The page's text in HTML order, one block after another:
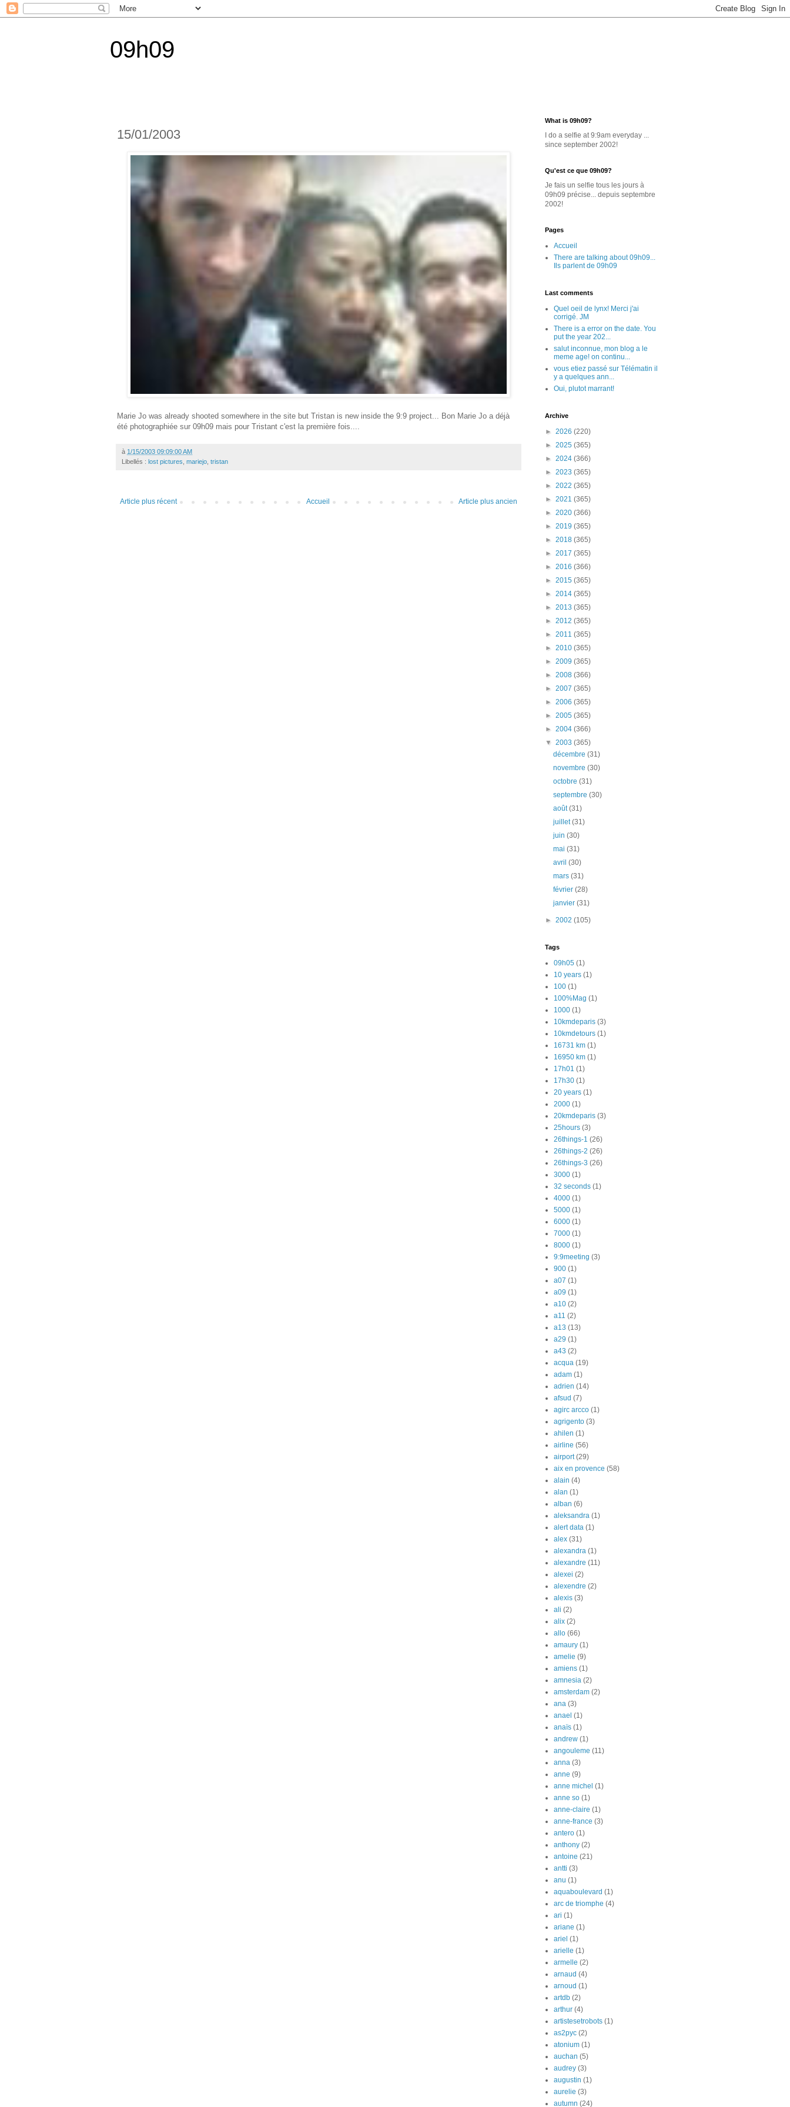
09h09
15/01/2003
Marie Jo was already shooted somewhere in the site but Tristan is new inside the 9:9 project... Bon Marie Jo a déjà
été photographiée sur 09h09 mais pour Tristant c'est la première fois....
à 1/15/2003 09:09:00 AM
Libellés : lost pictures mariejo tristan
Article plus récent Article plus ancien
Accueil
What is 09h09?
I do a selfie at 9:9am everyday ...
since september 2002!
Qu'est ce que 09h09?
Je fais un selfie tous les jours à
09h09 précise... depuis septembre
2002!
Pages
Accueil
There are talking about 09h09...
Ils parlent de 09h09
Last comments
Quel oeil de lynx! Merci j'ai
corrigé. JM
There is a error on the date. You
put the year 202...
salut inconnue, mon blog a le
meme age! on continu...
vous etiez passé sur Télématin il
y a quelques ann...
Oui, plutot marrant!
Archive
► 2026 (220)
► 2025 (365)
► 2024 (366)
► 2023 (365)
► 2022 (365)
► 2021 (365)
► 2020 (366)
► 2019 (365)
► 2018 (365)
► 2017 (365)
► 2016 (366)
► 2015 (365)
► 2014 (365)
► 2013 (365)
► 2012 (365)
► 2011 (365)
► 2010 (365)
► 2009 (365)
► 2008 (366)
► 2007 (365)
► 2006 (365)
► 2005 (365)
► 2004 (366)
▼ 2003 (365)
décembre(31)
novembre(30)
octobre(31)
septembre(30)
août(31)
juillet(31)
juin(30)
mai(31)
avril(30)
mars(31)
février(28)
janvier(31)
► 2002 (105)
Tags
09h05 (1)
10 years (1)
100 (1)
100%Mag (1)
1000 (1)
10kmdeparis (3)
10kmdetours (1)
16731 km (1)
16950 km (1)
17h01 (1)
17h30 (1)
20 years (1)
2000 (1)
20kmdeparis (3)
25hours (3)
26things-1 (26)
26things-2 (26)
26things-3 (26)
3000 (1)
32 seconds (1)
4000 (1)
5000 (1)
6000 (1)
7000 (1)
8000 (1)
9:9meeting (3)
900 (1)
a07 (1)
a09 (1)
a10 (2)
a11 (2)
a13 (13)
a29 (1)
a43 (2)
acqua (19)
adam (1)
adrien (14)
afsud (7)
agirc arcco (1)
agrigento (3)
ahilen (1)
airline (56)
airport (29)
aix en provence (58)
alain (4)
alan (1)
alban (6)
aleksandra (1)
alert data (1)
alex (31)
alexandra (1)
alexandre (11)
alexei (2)
alexendre (2)
alexis (3)
ali (2)
alix (2)
allo (66)
amaury (1)
amelie (9)
amiens (1)
amnesia (2)
amsterdam (2)
ana (3)
anael (1)
anaïs (1)
andrew (1)
angouleme (11)
anna (3)
anne (9)
anne michel (1)
anne so (1)
anne-claire (1)
anne-france (3)
antero (1)
anthony (2)
antoine (21)
antti (3)
anu (1)
aquaboulevard (1)
arc de triomphe (4)
ari (1)
ariane (1)
ariel (1)
arielle (1)
armelle (2)
arnaud (4)
arnoud (1)
artdb (2)
arthur (4)
artistesetrobots (1)
as2pyc (2)
atonium (1)
auchan (5)
audrey (3)
augustin (1)
aurelie (3)
autumn (24)